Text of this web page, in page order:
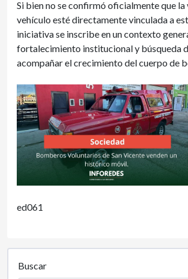
Si bien no se confirmó oficialmente que la
vehículo esté directamente vinculada a
iniciativa se inscribe en un contexto
fortalecimiento institucional y búsqueda
acompañar el crecimiento del cuerpo de
ed061
Buscar